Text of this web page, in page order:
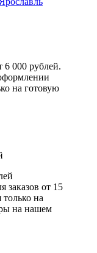
6 000 рублей.
на готовую
заказов от 15
на
на нашем